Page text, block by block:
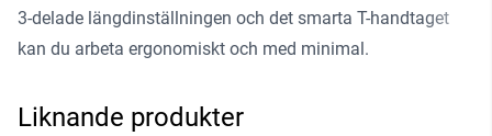
3-delade längdinställningen och det smarta T-handtaget
kan du arbeta ergonomiskt och med minimal.
Liknande produkter